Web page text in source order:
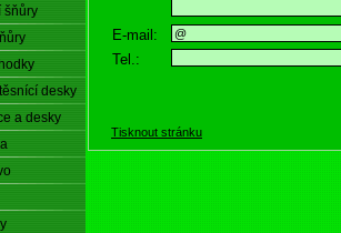
šňůry
desky
a desky
E-mail:
Tel.:
Tisknout stránku